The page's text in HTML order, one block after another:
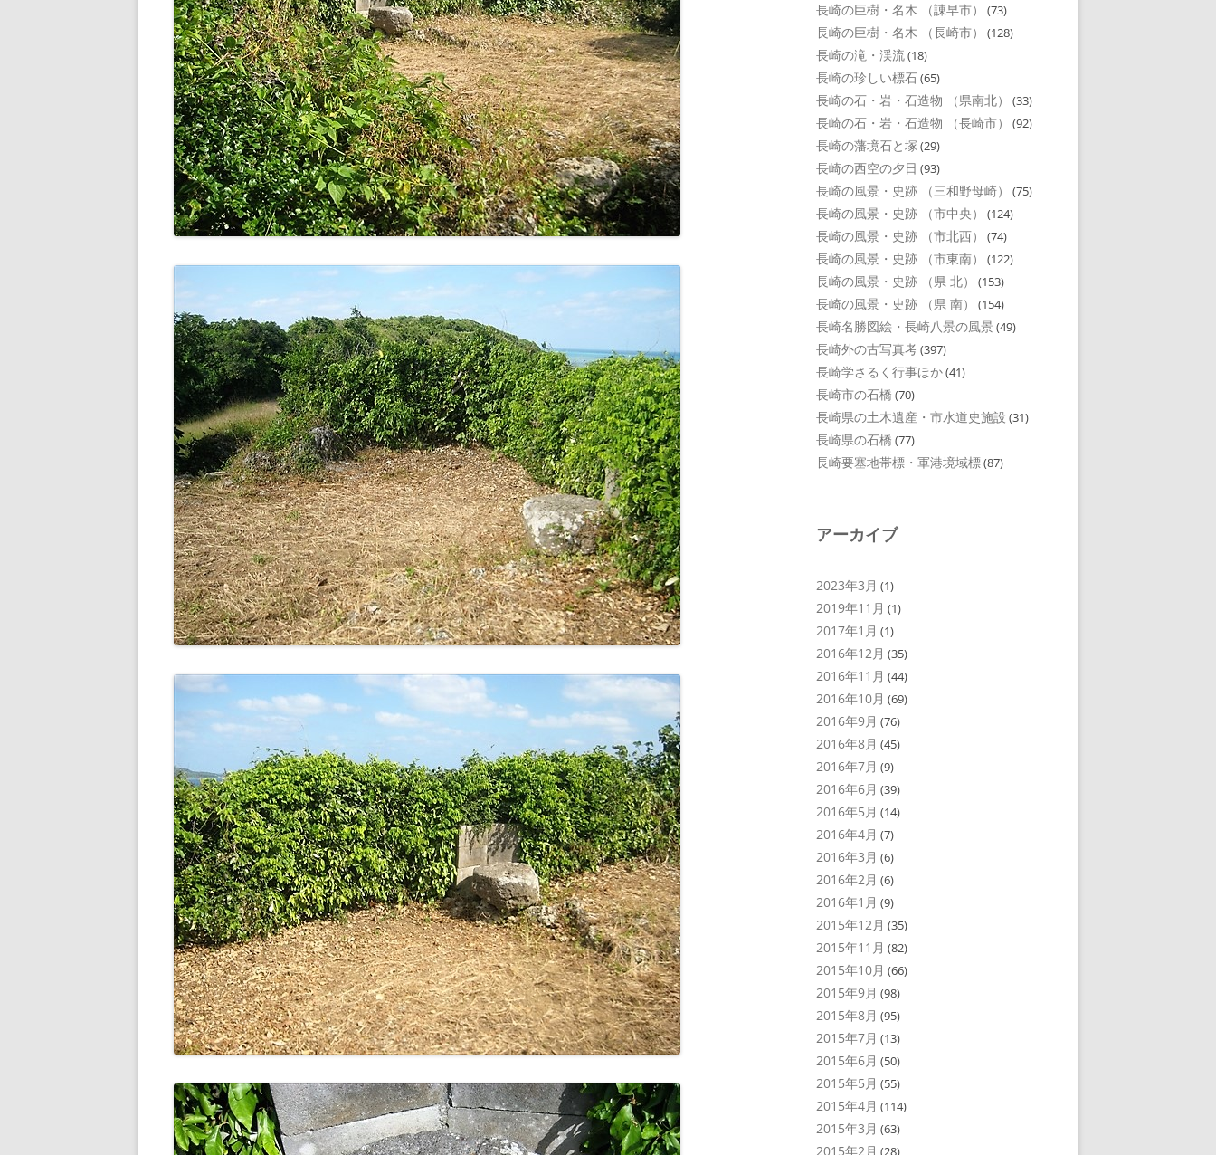
長崎の巨樹・名木 （諌早市） (73)
長崎の巨樹・名木 （長崎市） (128)
長崎の滝・渓流(18)
長崎の珍しい標石(65)
長崎の石・岩・石造物 （県南北） (33)
長崎の石・岩・石造物 （長崎市） (92)
長崎の藩境石と塚 (29)
長崎の西空の夕日 (93)
長崎の風景・史跡 （三和野母崎） (75)
長崎の風景・史跡 （市中央） (124)
長崎の風景・史跡 （市北西） (74)
長崎の風景・史跡 （市東南） (122)
長崎の風景・史跡 （県 北） (153)
長崎の風景・史跡 （県 南） (154)
長崎名勝図絵・長崎八景の風景 (49)
長崎外の古写真考(397)
長崎学さるく行事ほか(41)
長崎市の石橋 (70)
長崎県の土木遺産・市水道史施設 (31)
長崎県の石橋 (77)
長崎要塞地帯標・軍港境域標(87)
アーカイブ
2023年3月 (1)
2019年11月 (1)
2017年1月 (1)
2016年12月 (35)
2016年11月 (44)
2016年10月 (69)
2016年9月 (76)
2016年8月 (45)
2016年7月 (9)
2016年6月 (39)
2016年5月 (14)
2016年4月 (7)
2016年3月 (6)
2016年2月 (6)
2016年1月 (9)
2015年12月 (35)
2015年11月 (82)
2015年10月 (66)
2015年9月 (98)
2015年8月 (95)
2015年7月 (13)
2015年6月 (50)
2015年5月 (55)
2015年4月 (114)
2015年3月 (63)
2015年2月 (28)